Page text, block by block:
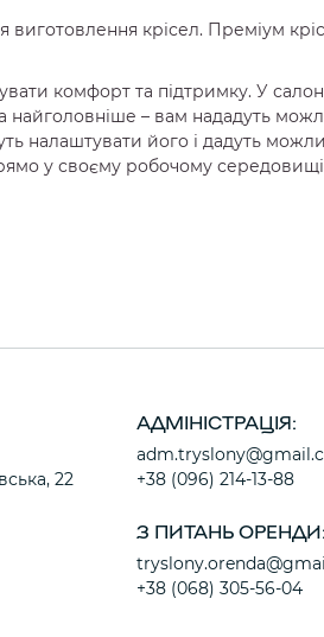
крісел. Преміум
комфорт та підтримку. У
найголовніше – вам нададуть
налаштувати його і дадуть
у своєму робочому
22
АДМІНІСТРАЦІЯ:
+38 (096) 214-13-88
З ПИТАНЬ ОРЕНДИ:
+38 (068) 305-56-04